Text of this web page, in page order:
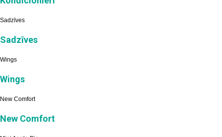
Sadzīves
Sadzīves
Wings
Wings
New Comfort
New Comfort